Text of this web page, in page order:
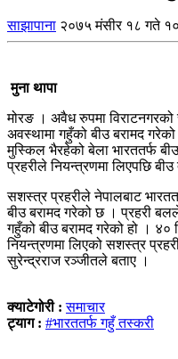
साझापाना २०७५ मंसीर १८ गते
मुना थापा
मोरङ । अवैध रुपमा विराटनगरको
अवस्थामा गहुँको बीउ बरामद
मुस्किल भैरहेको बेला भारततर्फ
प्रहरीले नियन्त्रणमा लिएपछि
सशस्त्र प्रहरीले नेपालबाट
बीउ बरामद गरेको छ । प्रहरी
गहुँको बीउ बरामद गरेको हो । ४०
नियन्त्रणमा लिएको सशस्त्र
सुरेन्द्रराज रञ्जीतले बताए ।
क्याटेगोरी :समाचार
ट्याग : #भारततर्फ गहुँ तस्करी